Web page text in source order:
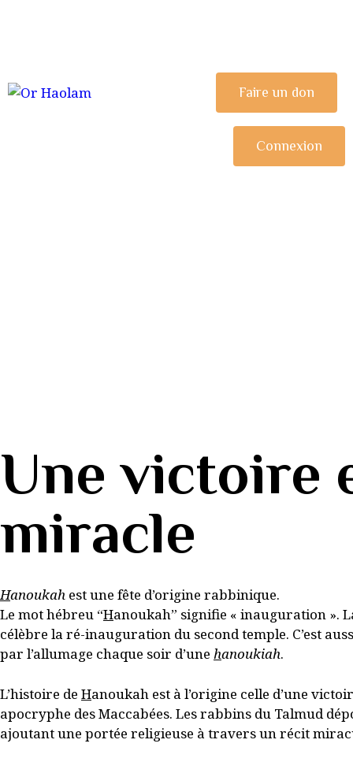
Faire un don
Connexion
OR HAOLAM
Communauté Juive Libérale de Toulouse
PARTAGER
Une victoire
miracle
Hanoukah est une fête d’origine rabbinique.
Le mot hébreu “Hanoukah” signifie « inauguration ».
célèbre la ré-inauguration du second temple. C’est
par l’allumage chaque soir d’une hanoukiah.
L’histoire de Hanoukah est à l’origine celle d’une
apocryphe des Maccabées. Les rabbins du Talmud
ajoutant une portée religieuse à travers un récit